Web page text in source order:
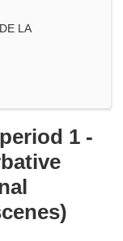
LA
1 -